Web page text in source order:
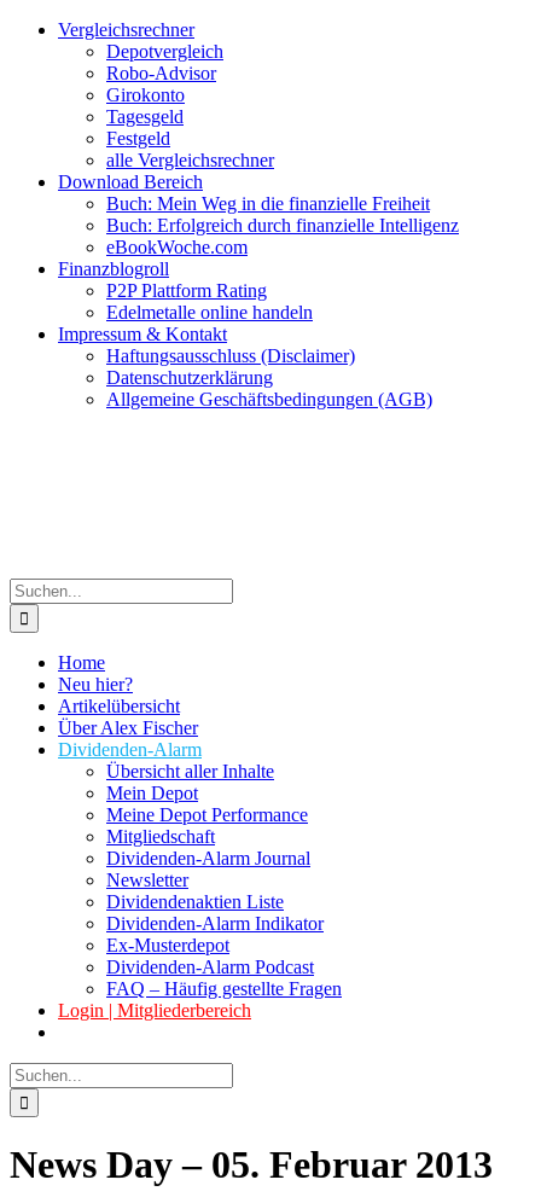
Zum
Facebook
Twitter
Instagram
Pinterest
YouTubeVergleichsrechner
Depotvergleich
Robo-Advisor
Girokonto
Tagesgeld
Festgeld
alle Vergleichsrechner
Download Bereich
Buch: Mein Weg in die finanzielle Freiheit
Buch: Erfolgreich durch finanzielle Intelligenz
eBookWoche.com
Finanzblogroll
P2P Plattform Rating
Edelmetalle online handeln
Impressum & Kontakt
Haftungsausschluss (Disclaimer)
Datenschutzerklärung
Allgemeine Geschäftsbedingungen (AGB)
Suche
nach:
Home
Neu hier?
Artikelübersicht
Über Alex Fischer
Dividenden-Alarm
Übersicht aller Inhalte
Mein Depot
Meine Depot Performance
Mitgliedschaft
Dividenden-Alarm Journal
Newsletter
Dividendenaktien Liste
Dividenden-Alarm Indikator
Ex-Musterdepot
Dividenden-Alarm Podcast
FAQ – Häufig gestellte Fragen
Login | Mitgliederbereich
Suche
nach:
News Day – 05. Februar 2013